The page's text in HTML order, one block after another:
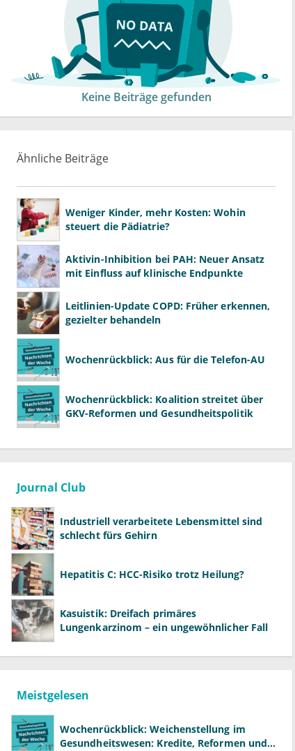
Keine Beiträge gefunden
Ähnliche Beiträge
Weniger Kinder, mehr Kosten: Wohin
steuert die Pädiatrie?
Aktivin-Inhibition bei PAH: Neuer Ansatz
mit Einfluss auf klinische Endpunkte
Leitlinien-Update COPD: Früher erkennen,
gezielter behandeln
Wochenrückblick: Aus für die Telefon-AU
Wochenrückblick: Koalition streitet über
GKV-Reformen und Gesundheitspolitik
Journal Club
Industriell verarbeitete Lebensmittel sind
schlecht fürs Gehirn
Hepatitis C: HCC-Risiko trotz Heilung?
Kasuistik: Dreifach primäres
Lungenkarzinom – ein ungewöhnlicher Fall
Meistgelesen
Wochenrückblick: Weichenstellung im
Gesundheitswesen: Kredite, Reformen und